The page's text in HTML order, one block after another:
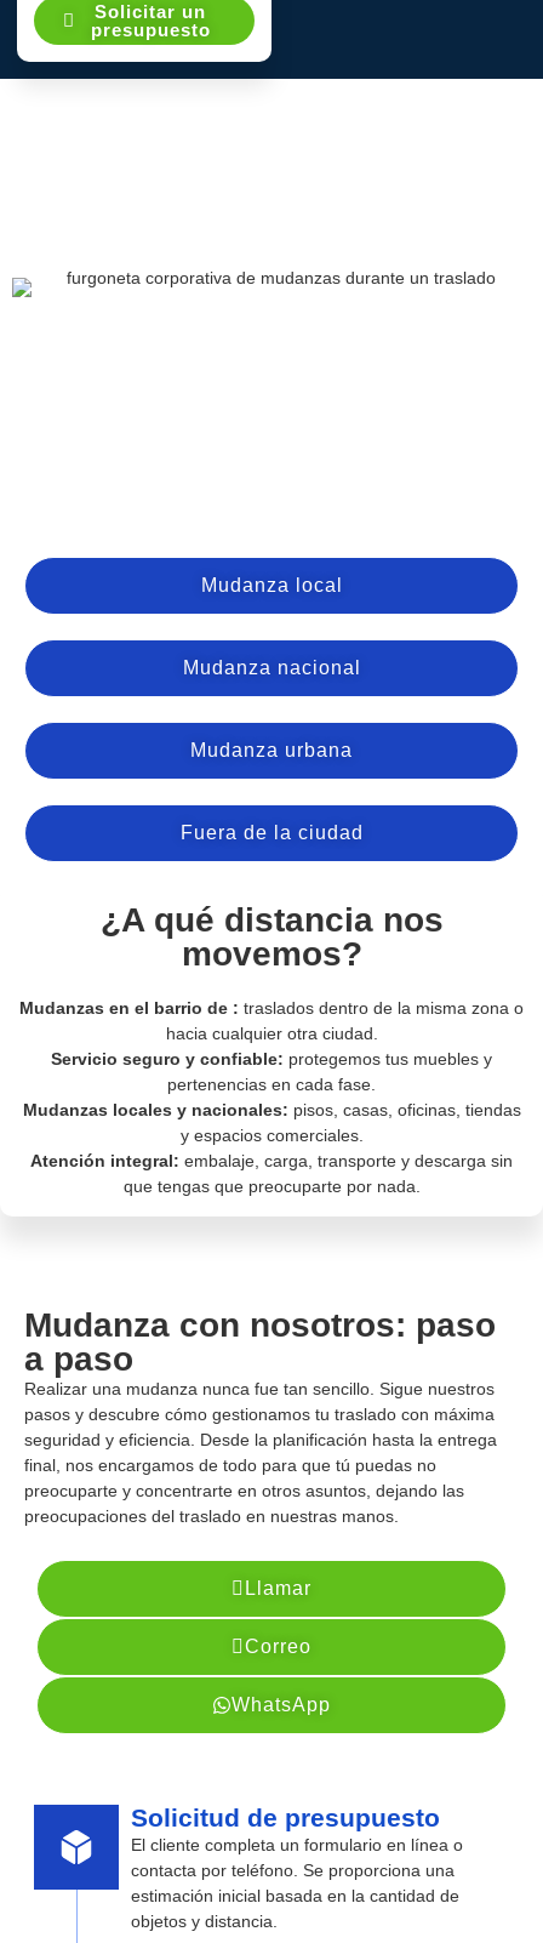
Solicitar un
presupuesto
Mudanza local
Mudanza nacional
Mudanza urbana
Fuera de la ciudad
¿A qué distancia nos
movemos?
Mudanzas en el barrio de : traslados dentro de la misma zona o
hacia cualquier otra ciudad.
Servicio seguro y confiable: protegemos tus muebles y
pertenencias en cada fase.
Mudanzas locales y nacionales: pisos, casas, oficinas, tiendas
y espacios comerciales.
Atención integral: embalaje, carga, transporte y descarga sin
que tengas que preocuparte por nada.
Mudanza con nosotros: paso
a paso
Realizar una mudanza nunca fue tan sencillo. Sigue nuestros
pasos y descubre cómo gestionamos tu traslado con máxima
seguridad y eficiencia. Desde la planificación hasta la entrega
final, nos encargamos de todo para que tú puedas no
preocuparte y concentrarte en otros asuntos, dejando las
preocupaciones del traslado en nuestras manos.
Llamar
Correo
WhatsApp
Solicitud de presupuesto
El cliente completa un formulario en línea o
contacta por teléfono. Se proporciona una
estimación inicial basada en la cantidad de
objetos y distancia.